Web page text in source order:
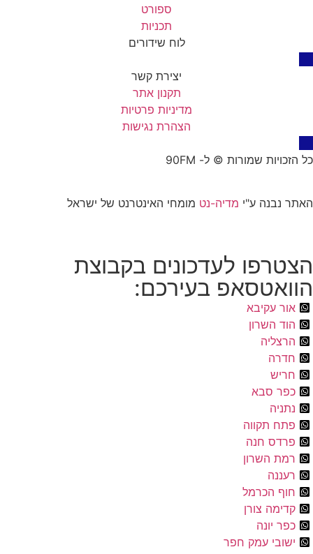
ספורט
תכניות
לוח שידורים
יצירת קשר
תקנון אתר
מדיניות פרטיות
הצהרת נגישות
כל הזכויות שמורות © ל- 90FM
האתר נבנה ע"י מדיה-נט מומחי האינטרנט של ישראל
הצטרפו לעדכונים בקבוצת
הוואטסאפ בעירכם:
אור עקיבא
הוד השרון
הרצליה
חדרה
חריש
כפר סבא
נתניה
פתח תקווה
פרדס חנה
רמת השרון
רעננה
חוף הכרמל
קדימה צורן
כפר יונה
ישובי עמק חפר